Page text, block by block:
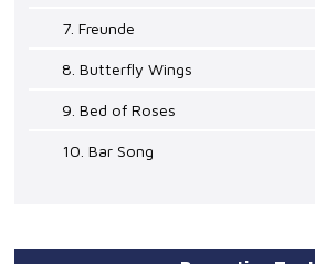
7. Freunde
8. Butterfly Wings
9. Bed of Roses
10. Bar Song